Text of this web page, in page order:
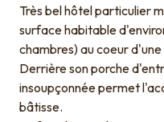
Très bel hôtel particulier
surface habitable
chambres) au coeur
Derrière son porche
insoupçonnée permet
bâtisse.